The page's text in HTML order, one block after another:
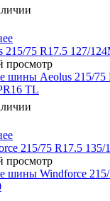
просмотр
шины Aeolus 215/75
TL
просмотр
шины Windforce